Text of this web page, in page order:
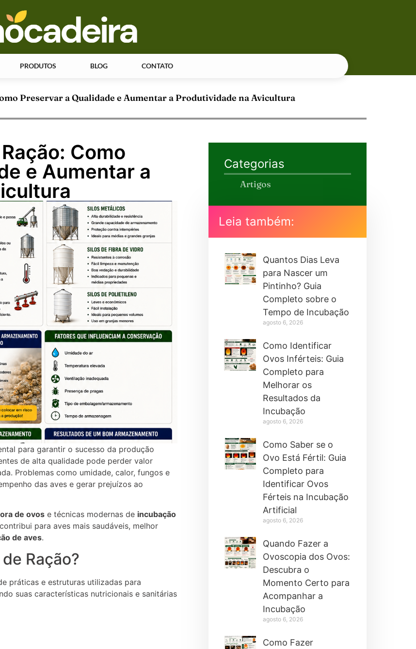
PRODUTOS BLOG CONTATO
Preservar a Qualidade e Aumentar a Produtividade na Avicultura
Como
e Aumentar a
para garantir o sucesso da produção
de alta qualidade pode perder valor
Problemas como umidade, calor, fungos e
das aves e gerar prejuízos ao
de ovos e técnicas modernas de incubação
para aves mais saudáveis, melhor
de aves.
Ração?
práticas e estruturas utilizadas para
suas características nutricionais e sanitárias
Categorias
Artigos
Leia também:
Quantos Dias Leva
para Nascer um
Pintinho? Guia
Completo sobre o
Tempo de Incubação
agosto 6, 2026
Como Identificar
Ovos Inférteis: Guia
Completo para
Melhorar os
Resultados da
Incubação
agosto 6, 2026
Como Saber se o
Ovo Está Fértil: Guia
Completo para
Identificar Ovos
Férteis na Incubação
Artificial
agosto 6, 2026
Quando Fazer a
Ovoscopia dos Ovos:
Descubra o
Momento Certo para
Acompanhar a
Incubação
agosto 6, 2026
Como Fazer